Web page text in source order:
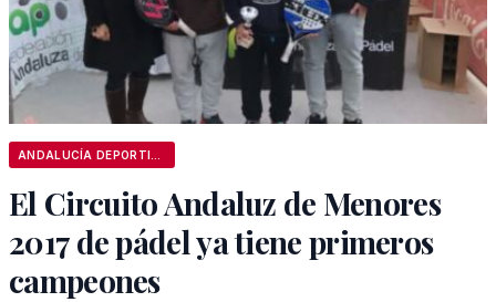
El Circuito Andaluz de Menores
2017 de pádel ya tiene primeros
campeones